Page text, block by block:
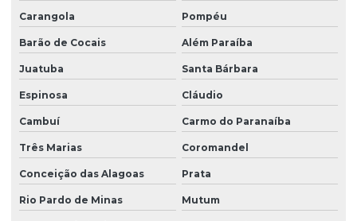
Carangola Pompéu
Barão de Cocais Além Paraíba
Juatuba Santa Bárbara
Espinosa Cláudio
Cambuí Carmo do Paranaíba
Três Marias Coromandel
Conceição das Alagoas Prata
Rio Pardo de Minas Mutum